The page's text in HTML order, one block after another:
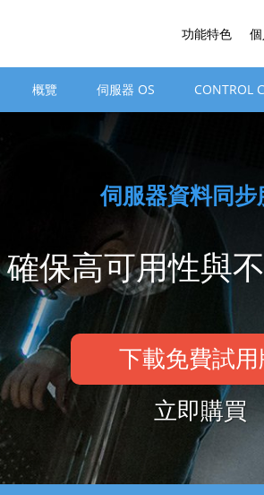
功能特色
概覽 伺服器 OS CONTROL
伺服器資料同步
確保高可用性與
下載免費試用
立即購買